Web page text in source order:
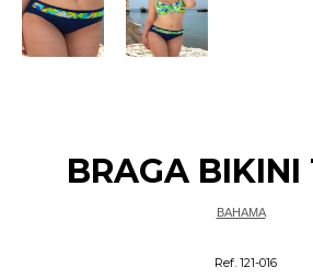
BRAGA BIKINI
BAHAMA
Ref. 121-016